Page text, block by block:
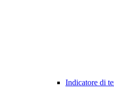
Indicatore di